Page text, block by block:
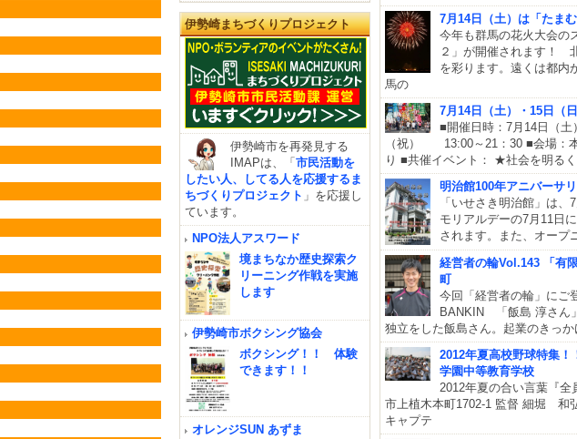
7月14日（土）は「たま
今年も群馬の花火大会の
２」が開催されます！
を彩ります。遠くは都内
馬の
7月14日（土）・15日（
■開催日時：7月14日（
（祝） 13:00～21：30 ■会場：
り ■共催イベント： ★社会を明る
明治館100年アニバーサ
「いせさき明治館」は
モリアルデーの7月11日
されます。また、オープ
経営者の輪Vol.143 「
町
今回「経営者の輪」にご
BANKIN 「飯島 淳さん
独立をした飯島さん。起業のきっ
2012年夏高校野球特集
学園中等教育学校
2012年夏の合い言葉『
市上植木本町1702-1 監督 細堀 和
キャプテ
伊勢崎まちづくりプロジェクト
伊勢崎市を再発見する
IMAPは、「市民活動を
したい人、してる人を応援するま
ちづくりプロジェクト 」を応援し
ています。
NPO法人アスワード
境まちなか歴史探索ク
リーニング作戦を実施
します
伊勢崎市ボクシング協会
ボクシング！！ 体験
できます！！
オレンジSUN あずま